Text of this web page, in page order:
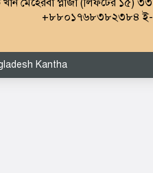
মেহেরবা প্লাজা (লিফটের ১৫)
+৮৮০১৭৬৮৩৮২৩৮৪ ই-
Kantha